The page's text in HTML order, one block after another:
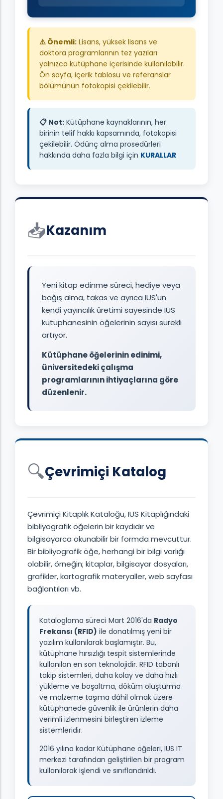
⚠️ Önemli: Lisans, yüksek lisans ve
doktora programlarının tez yazıları
yalnızca kütüphane içerisinde kullanılabilir.
Ön sayfa, içerik tablosu ve referanslar
bölümünün fotokopisi çekilebilir.
📋 Not: Kütüphane kaynaklarının, her
birinin telif hakkı kapsamında, fotokopisi
çekilebilir. Ödünç alma prosedürleri
hakkında daha fazla bilgi için KURALLAR
📥Kazanım
Yeni kitap edinme süreci, hediye veya
bağış alma, takas ve ayrıca IUS'un
kendi yayıncılık üretimi sayesinde IUS
kütüphanesinin öğelerinin sayısı sürekli
artıyor.
Kütüphane öğelerinin edinimi,
üniversitedeki çalışma
programlarının ihtiyaçlarına göre
düzenlenir.
🔍Çevrimiçi Katalog
Çevrimiçi Kitaplık Kataloğu, IUS Kitaplığındaki
bibliyografik öğelerin bir kaydıdır ve
bilgisayarca okunabilir bir formda mevcuttur.
Bir bibliyografik öğe, herhangi bir bilgi varlığı
olabilir, örneğin; kitaplar, bilgisayar dosyaları,
grafikler, kartografik materyaller, web sayfası
bağlantıları vb.
Kataloglama süreci Mart 2016'da Radyo
Frekansı (RFID) ile donatılmış yeni bir
yazılım kullanılarak başlamıştır. Bu,
kütüphane hırsızlığı tespit sistemlerinde
kullanılan en son teknolojidir. RFID tabanlı
takip sistemleri, daha kolay ve daha hızlı
yükleme ve boşaltma, döküm oluşturma
ve malzeme taşıma dâhil olmak üzere
kütüphanede güvenlik ile ürünlerin daha
verimli izlenmesini birleştiren izleme
sistemleridir.
2016 yılına kadar Kütüphane öğeleri, IUS IT
merkezi tarafından geliştirilen bir program
kullanılarak işlendi ve sınıflandırıldı.